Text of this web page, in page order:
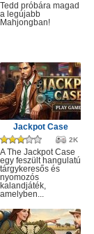
Tedd próbára magad
a legújabb
Mahjongban!
Jackpot Case
2K
A The Jackpot Case
egy feszült hangulatú
tárgykeresős és
nyomozós
kalandjáték,
amelyben...